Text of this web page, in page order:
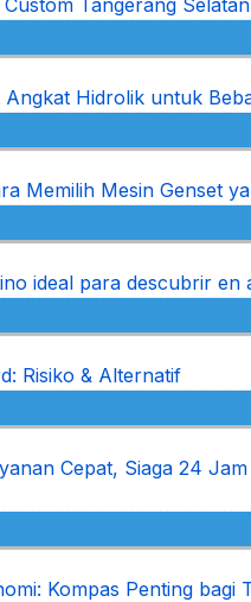
Tangerang
Hidrolik untuk
Memilih Mesin Genset
ideal para descubrir en
Risiko & Alternatif
Cepat, Siaga 24
Kompas Penting bagi